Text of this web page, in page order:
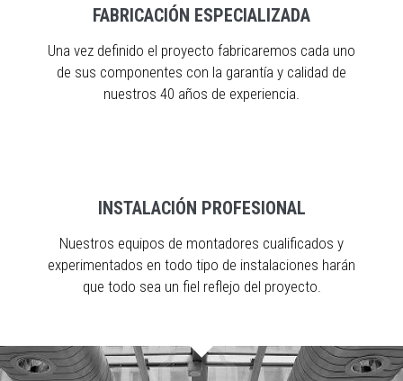
FABRICACIÓN ESPECIALIZADA
Una vez definido el proyecto fabricaremos cada uno
de sus componentes con la garantía y calidad de
nuestros 40 años de experiencia.
INSTALACIÓN PROFESIONAL
Nuestros equipos de montadores cualificados y
experimentados en todo tipo de instalaciones harán
que todo sea un fiel reflejo del proyecto.